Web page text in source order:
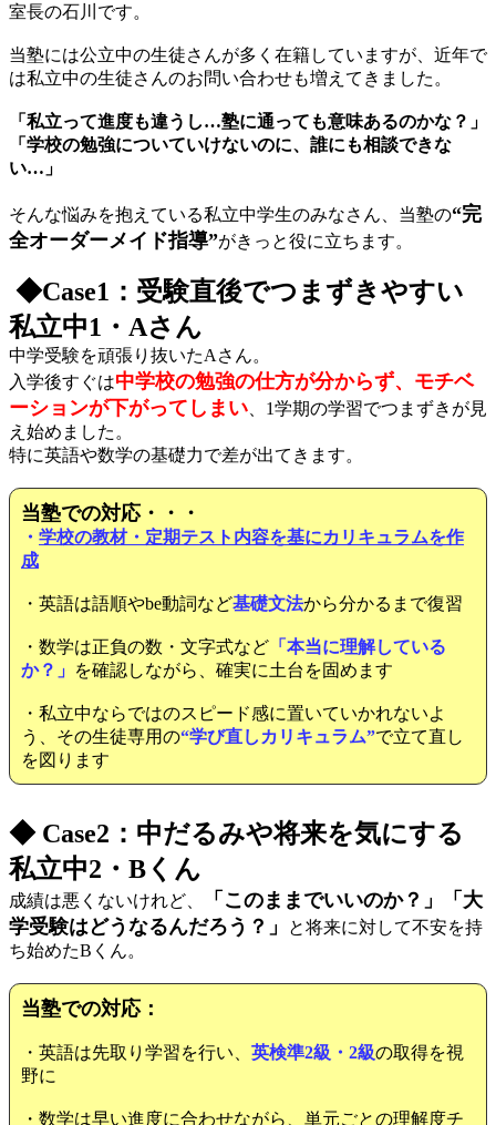
室長の石川です。
当塾には公立中の生徒さんが多く在籍していますが、近年で
は私立中の生徒さんのお問い合わせも増えてきました。
「私立って進度も違うし…塾に通っても意味あるのかな？」
「学校の勉強についていけないのに、誰にも相談できな
い…」
そんな悩みを抱えている私立中学生のみなさん、当塾の“完
全オーダーメイド指導”がきっと役に立ちます。
◆Case1：受験直後でつまずきやすい
私立中1・Aさん
中学受験を頑張り抜いたAさん。
入学後すぐは中学校の勉強の仕方が分からず、モチベ
ーションが下がってしまい 、1学期の学習でつまずきが見
え始めました。
特に英語や数学の基礎力で差が出てきます。
当塾での対応・・・
・ 学校の教材・定期テスト内容を基にカリキュラムを作
成
・英語は語順やbe動詞など基礎文法から分かるまで復習
・数学は正負の数・文字式など 「本当に理解している
か？」
を確認しながら、確実に土台を固めます
・私立中ならではのスピード感に置いていかれないよ
う、その生徒専用の“学び直しカリキュラム”で立て直し
を図ります
◆ Case2：中だるみや将来を気にする
私立中2・Bくん
成績は悪くないけれど、
「このままでいいのか？」「大
学受験はどうなるんだろう？」
と将来に対して不安を持
ち始めたBくん。
当塾での対応：
・英語は先取り学習を行い、 英検準2級・2級の取得を視
野に
・数学は早い進度に合わせながら、単元ごとの理解度チ